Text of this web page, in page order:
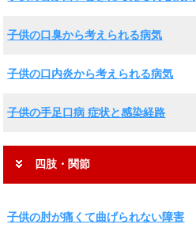
子供の口臭から考えられる病気
子供の口内炎から考えられる病気
子供の手足口病 症状と感染経路
四肢・関節
子供の肘が痛くて曲げられない障害